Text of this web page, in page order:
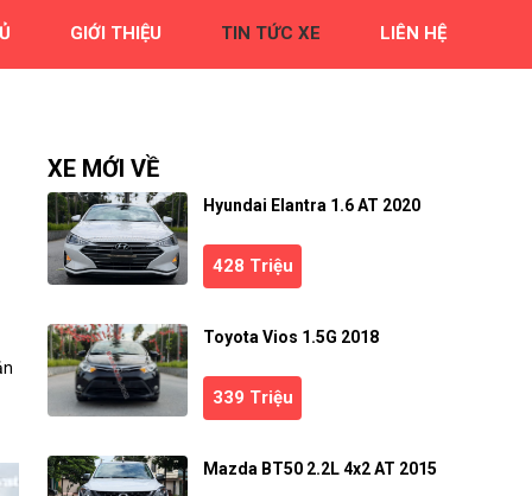
GIỚI THIỆU TIN TỨC XE LIÊN HỆ
XE MỚI VỀ
Hyundai Elantra 1.6 AT 2020
428 Triệu
Toyota Vios 1.5G 2018
339 Triệu
Mazda BT50 2.2L 4x2 AT 2015